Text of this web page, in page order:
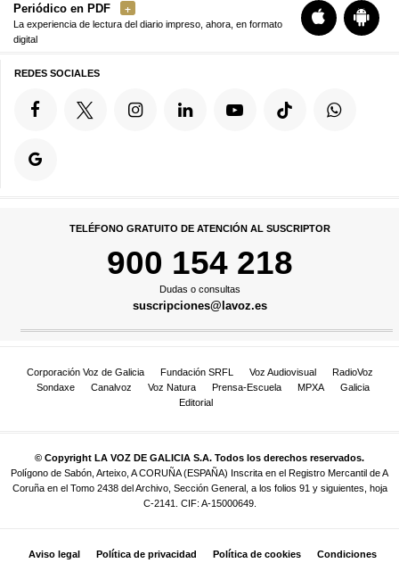
Periódico en PDF
La experiencia de lectura del diario impreso, ahora, en formato
digital
REDES SOCIALES
TELÉFONO GRATUITO DE ATENCIÓN AL SUSCRIPTOR
900 154 218
Dudas o consultas
suscripciones@lavoz.es
Corporación Voz de Galicia Fundación SRFL Voz Audiovisual
RadioVoz
Sondaxe
Canalvoz Voz Natura Prensa-Escuela MPXA
Galicia
Editorial
© Copyright LA VOZ DE GALICIA S.A. Todos los derechos reservados.
Polígono de Sabón, Arteixo, A CORUÑA (ESPAÑA) Inscrita en el Registro Mercantil de A
Coruña en el Tomo 2438 del Archivo, Sección General, a los folios 91 y siguientes, hoja
C-2141. CIF: A-15000649.
Aviso legal Política de privacidad Política de cookies Condiciones